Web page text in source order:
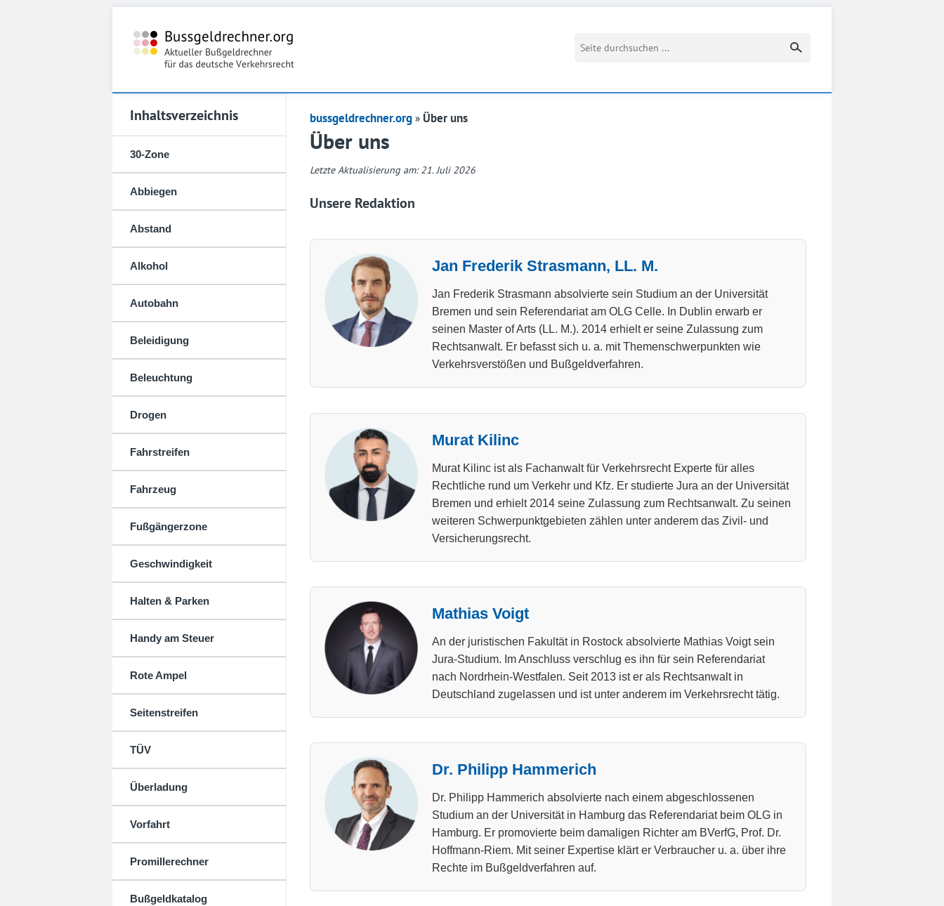
Suchbegriff eingeben
Inhaltsverzeichnis
30-Zone
Abbiegen
Abstand
Alkohol
Autobahn
Beleidigung
Beleuchtung
Drogen
Fahrstreifen
Fahrzeug
Fußgängerzone
Geschwindigkeit
Halten & Parken
Handy am Steuer
Rote Ampel
Seitenstreifen
TÜV
Überladung
Vorfahrt
Promillerechner
Bußgeldkatalog
bussgeldrechner.org Über uns
Über uns
Letzte Aktualisierung am: 21. Juli 2026
Unsere Redaktion
Jan Frederik Strasmann, LL. M.
Jan Frederik Strasmann absolvierte sein Studium an der Universität
Bremen und sein Referendariat am OLG Celle. In Dublin erwarb er
seinen Master of Arts (LL. M.). 2014 erhielt er seine Zulassung zum
Rechtsanwalt. Er befasst sich u. a. mit Themenschwerpunkten wie
Verkehrsverstößen und Bußgeldverfahren.
Murat Kilinc
Murat Kilinc ist als Fachanwalt für Verkehrsrecht Experte für alles
Rechtliche rund um Verkehr und Kfz. Er studierte Jura an der Universität
Bremen und erhielt 2014 seine Zulassung zum Rechtsanwalt. Zu seinen
weiteren Schwerpunktgebieten zählen unter anderem das Zivil- und
Versicherungsrecht.
Mathias Voigt
An der juristischen Fakultät in Rostock absolvierte Mathias Voigt sein
Jura-Studium. Im Anschluss verschlug es ihn für sein Referendariat
nach Nordrhein-Westfalen. Seit 2013 ist er als Rechtsanwalt in
Deutschland zugelassen und ist unter anderem im Verkehrsrecht tätig.
Dr. Philipp Hammerich
Dr. Philipp Hammerich absolvierte nach einem abgeschlossenen
Studium an der Universität in Hamburg das Referendariat beim OLG in
Hamburg. Er promovierte beim damaligen Richter am BVerfG, Prof. Dr.
Hoffmann-Riem. Mit seiner Expertise klärt er Verbraucher u. a. über ihre
Rechte im Bußgeldverfahren auf.